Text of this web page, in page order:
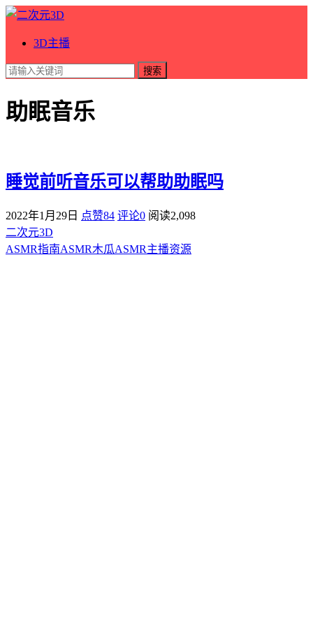
3D主播
搜索
助眠音乐
睡觉前听音乐可以帮助助眠吗
2022年1月29日 点赞84 评论0 阅读2,098
二次元3D
ASMR指南ASMR木瓜ASMR主播资源